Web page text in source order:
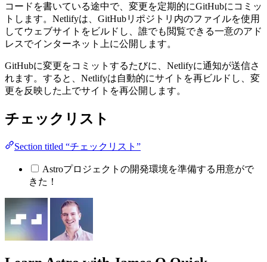
コードを書いている途中で、変更を定期的にGitHubにコミッ
トします。Netlifyは、GitHubリポジトリ内のファイルを使用
してウェブサイトをビルドし、誰でも閲覧できる一意のアド
レスでインターネット上に公開します。
GitHubに変更をコミットするたびに、Netlifyに通知が送信さ
れます。すると、Netlifyは自動的にサイトを再ビルドし、変
更を反映した上でサイトを再公開します。
チェックリスト
Section titled “チェックリスト”
Astroプロジェクトの開発環境を準備する用意がで
きた！